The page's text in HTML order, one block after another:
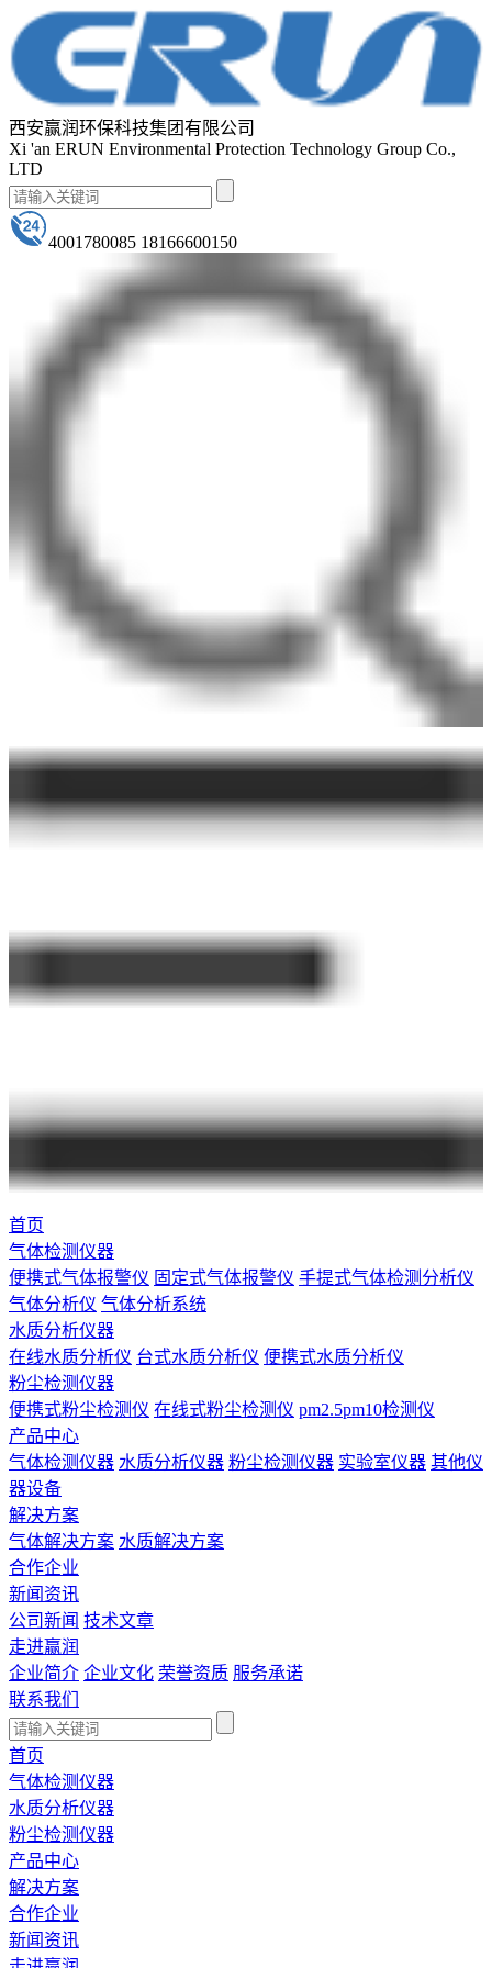
西安赢润环保科技集团有限公司
Xi 'an ERUN Environmental Protection Technology Group Co.,
LTD
4001780085 18166600150
首页
气体检测仪器
便携式气体报警仪 固定式气体报警仪 手提式气体检测分析仪
气体分析仪 气体分析系统
水质分析仪器
在线水质分析仪 台式水质分析仪 便携式水质分析仪
粉尘检测仪器
便携式粉尘检测仪 在线式粉尘检测仪 pm2.5pm10检测仪
产品中心
气体检测仪器 水质分析仪器 粉尘检测仪器 实验室仪器 其他仪
器设备
解决方案
气体解决方案 水质解决方案
合作企业
新闻资讯
公司新闻 技术文章
走进赢润
企业简介 企业文化 荣誉资质 服务承诺
联系我们
首页
气体检测仪器
水质分析仪器
粉尘检测仪器
产品中心
解决方案
合作企业
新闻资讯